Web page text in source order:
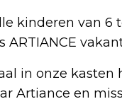
kinderen van 6
in onze kasten
Artiance en